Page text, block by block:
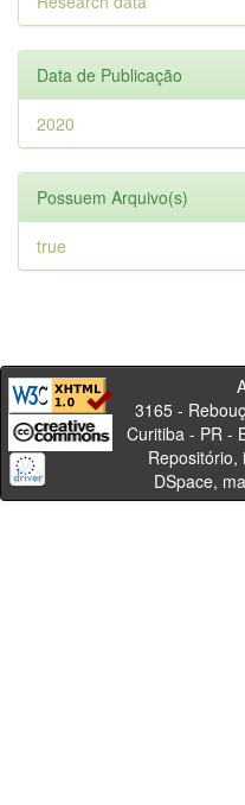
Data de Publicação
2020
Possuem Arquivo(s)
true
Av. Sete
3165 -
Curitiba
Repositório,
DSpace,